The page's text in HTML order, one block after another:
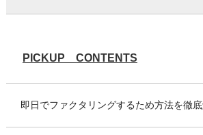
PICKUP CONTENTS
即日でファクタリングするため方法を徹